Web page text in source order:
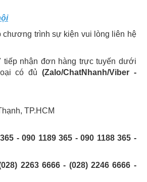
chương trình sự kiện vui lòng liên hệ
tiếp nhận đơn hàng trực tuyến dưới
có đủ (Zalo/ChatNhanh/Viber -
TP.HCM
- 090 1189 365 - 090 1188 365 -
2263 6666 - (028) 2246 6666 -